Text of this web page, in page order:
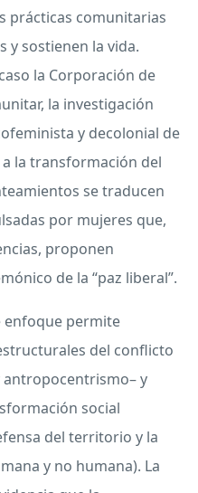
prácticas comunitarias
y sostienen la vida.
la Corporación de
la investigación
y decolonial de
la transformación del
se traducen
por mujeres que,
proponen
de la “paz liberal”.
enfoque permite
del conflicto
y
social
del territorio y la
y no humana). La